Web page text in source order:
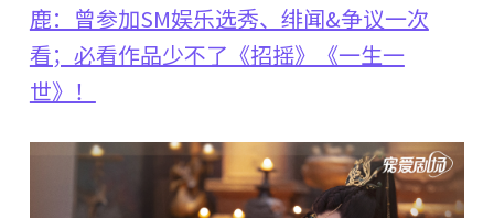
鹿：曾参加SM娱乐选秀、绯闻&争议一次
看；必看作品少不了《招摇》《一生一
世》！